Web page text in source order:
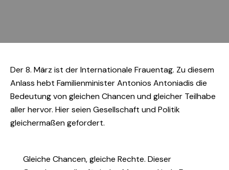
Der 8. März ist der Internationale Frauentag. Zu diesem
Anlass hebt Familienminister Antonios Antoniadis die
Bedeutung von gleichen Chancen und gleicher Teilhabe
aller hervor. Hier seien Gesellschaft und Politik
gleichermaßen gefordert.
Gleiche Chancen, gleiche Rechte. Dieser